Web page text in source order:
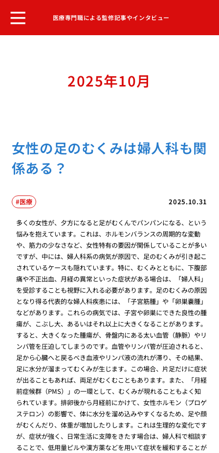
医療専門職による監修記事やインタビュー
2025年10月
女性の足のむくみは婦人科も関
係ある？
2025.10.31
医療
多くの女性が、夕方になると足がむくんでパンパンになる、という
悩みを抱えています。これは、ホルモンバランスの周期的な変動
や、筋力の少なさなど、女性特有の要因が関係していることが多い
ですが、中には、婦人科系の病気が原因で、足のむくみが引き起こ
されているケースも隠れています。特に、むくみとともに、下腹部
痛や不正出血、月経の異常といった症状がある場合は、「婦人科」
を受診することも視野に入れる必要があります。足のむくみの原因
となり得る代表的な婦人科疾患には、「子宮筋腫」や「卵巣嚢腫」
などがあります。これらの病気では、子宮や卵巣にできた良性の腫
瘍が、こぶし大、あるいはそれ以上に大きくなることがあります。
すると、大きくなった腫瘍が、骨盤内にある太い血管（静脈）やリ
ンパ管を圧迫してしまうのです。血管やリンパ管が圧迫されると、
足から心臓へと戻るべき血液やリンパ液の流れが滞り、その結果、
足に水分が溜まってむくみが生じます。この場合、片足だけに症状
が出ることもあれば、両足がむくむこともあります。また、「月経
前症候群（PMS）」の一環として、むくみが現れることもよく知
られています。排卵後から月経前にかけて、女性ホルモン（プロゲ
ステロン）の影響で、体に水分を溜め込みやすくなるため、足や顔
がむくんだり、体重が増加したりします。これは生理的な変化です
が、症状が強く、日常生活に支障をきたす場合は、婦人科で相談す
ることで、低用量ピルや漢方薬などを用いて症状を緩和することが